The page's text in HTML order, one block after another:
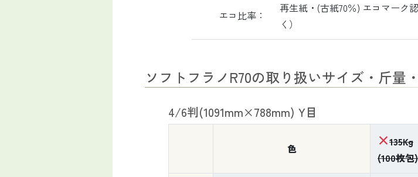
エコ比率：
再生紙・(古紙70％) エコマーク
く）
ソフトフラノR70の取り扱いサイズ・斤量
4/6判(1091mm×788mm) Y目
色 ×135Kg
(100枚包)